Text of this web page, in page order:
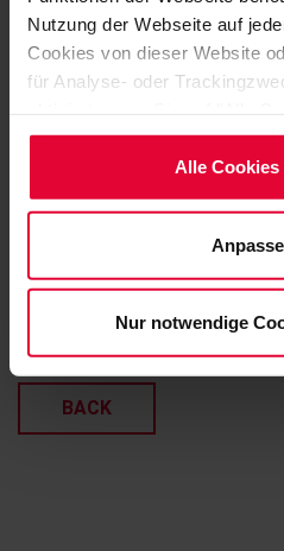
Nutzung der Webseite auf
Cookies von dieser Website
für Analyse- oder
Möchten Sie dies nicht,
notwendige Cookies
(einschließlich der
Cookie-Hinweis
bzw. der
Alle Cookies
Nur notwendige
BACK